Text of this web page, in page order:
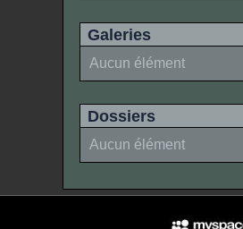
Galeries
Aucun élément
Dossiers
Aucun élément